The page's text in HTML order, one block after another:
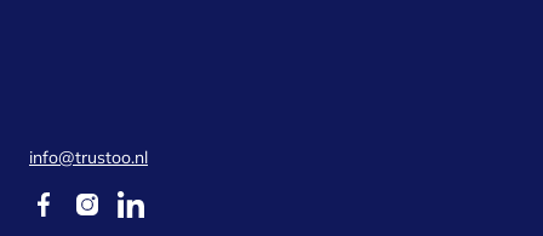
info@trustoo.nl